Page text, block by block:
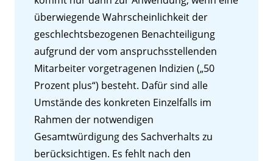
überwiegende Wahrscheinlichkeit der
geschlechtsbezogenen Benachteiligung
aufgrund der vom anspruchsstellenden
Mitarbeiter vorgetragenen Indizien („50
Prozent plus“) besteht. Dafür sind alle
Umstände des konkreten Einzelfalls im
Rahmen der notwendigen
Gesamtwürdigung des Sachverhalts zu
berücksichtigen. Es fehlt nach den